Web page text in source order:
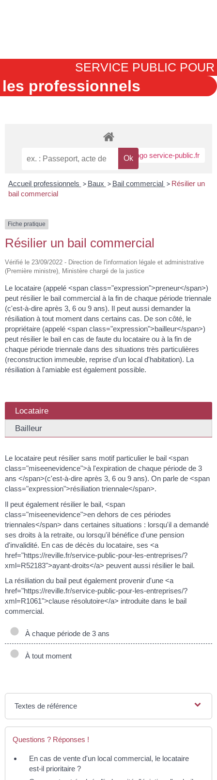
SERVICE PUBLIC POUR
les professionnels
Accueil professionnels > Baux > Bail commercial > Résilier un
bail commercial
Fiche pratique
Résilier un bail commercial
Vérifié le 23/09/2022 - Direction de l'information légale et administrative
(Première ministre), Ministère chargé de la justice
Le locataire (appelé <span class="expression">preneur</span>)
peut résilier le bail commercial à la fin de chaque période triennale
(c'est-à-dire après 3, 6 ou 9 ans). Il peut aussi demander la
résiliation à tout moment dans certains cas. De son côté, le
propriétaire (appelé <span class="expression">bailleur</span>)
peut résilier le bail en cas de faute du locataire ou à la fin de
chaque période triennale dans des situations très particulières
(reconstruction immeuble, reprise d'un local d'habitation). La
résiliation à l'amiable est également possible.
Locataire
Bailleur
Le locataire peut résilier sans motif particulier le bail <span
class="miseenevidence">à l'expiration de chaque période de 3
ans </span>(c'est-à-dire après 3, 6 ou 9 ans). On parle de <span
class="expression">résiliation triennale</span>.
Il peut également résilier le bail, <span
class="miseenevidence">en dehors de ces périodes
triennales</span> dans certaines situations : lorsqu'il a demandé
ses droits à la retraite, ou lorsqu'il bénéfice d'une pension
d'invalidité. En cas de décès du locataire, ses <a
href="https://reville.fr/service-public-pour-les-entreprises/?
xml=R52183">ayant-droits</a> peuvent aussi résilier le bail.
La résiliation du bail peut également provenir d'une <a
href="https://reville.fr/service-public-pour-les-entreprises/?
xml=R1061">clause résolutoire</a> introduite dans le bail
commercial.
À chaque période de 3 ans
À tout moment
Textes de référence
Questions ? Réponses !
En cas de vente d'un local commercial, le locataire
est-il prioritaire ?